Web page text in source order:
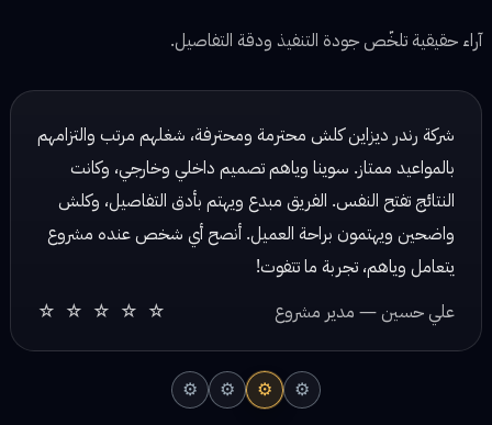
آراء حقيقية تلخّص جودة التنفيذ ودقة التفاصيل.
شركة رندر ديزاين شغلهم مرتب وكلش احترافي، يهتمون بالتفاصيل
ويسلمون الشغل بالوقت المحدد. تعاملهم راقي والنتائج دائماً
ممتازة!
نور محمد — مصممة ديكور
☆ ☆ ☆ ☆ ☆
⚙
التواصل